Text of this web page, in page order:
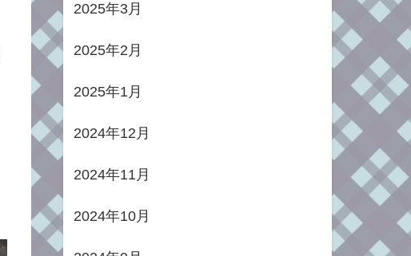
2025年3月
2025年2月
2025年1月
2024年12月
2024年11月
2024年10月